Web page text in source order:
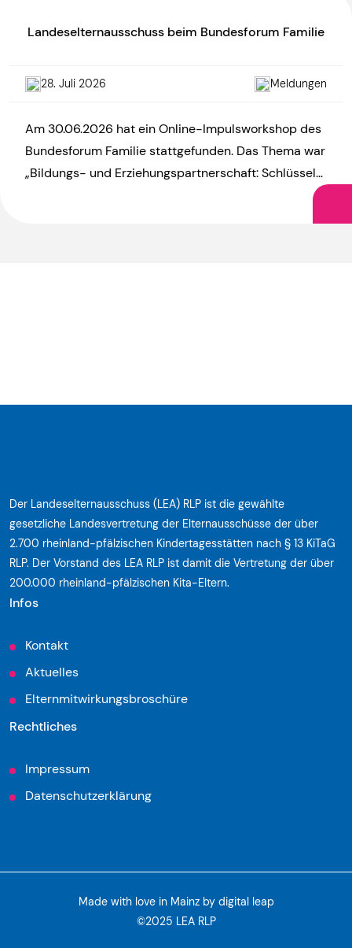
Landeselternausschuss beim Bundesforum Familie
28. Juli 2026 Meldungen
Am 30.06.2026 hat ein Online-Impulsworkshop des
Bundesforum Familie stattgefunden. Das Thema war
„Bildungs- und Erziehungspartnerschaft: Schlüssel
Der Landeselternausschuss (LEA) RLP ist die gewählte
gesetzliche Landesvertretung der Elternausschüsse der über
2.700 rheinland-pfälzischen Kindertagesstätten nach § 13 KiTaG
RLP. Der Vorstand des LEA RLP ist damit die Vertretung der über
200.000 rheinland-pfälzischen Kita-Eltern.
Infos
Kontakt
Aktuelles
Elternmitwirkungsbroschüre
Rechtliches
Impressum
Datenschutzerklärung
©2025 LEA RLP
Made with love in Mainz by digital leap